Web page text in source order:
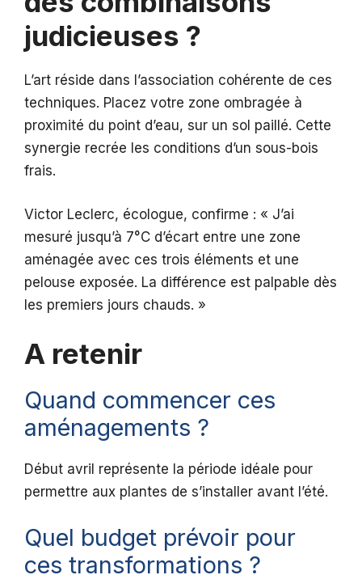
judicieuses ?
L’art réside dans l’association cohérente de ces
techniques. Placez votre zone ombragée à
proximité du point d’eau, sur un sol paillé. Cette
synergie recrée les conditions d’un sous-bois
frais.
Victor Leclerc, écologue, confirme : « J’ai
mesuré jusqu’à 7°C d’écart entre une zone
aménagée avec ces trois éléments et une
pelouse exposée. La différence est palpable dès
les premiers jours chauds. »
A retenir
Quand commencer ces
aménagements ?
Début avril représente la période idéale pour
permettre aux plantes de s’installer avant l’été.
Quel budget prévoir pour
ces transformations ?